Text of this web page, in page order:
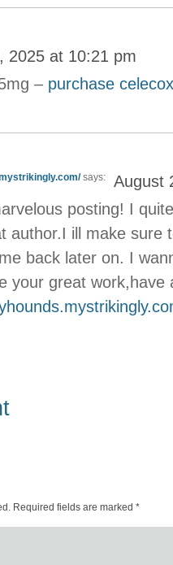
2025 at 10:21 pm
– purchase
says:
August
posting! I
author.I ill make sure
back later on. I
your great work,have
Required fields are marked *